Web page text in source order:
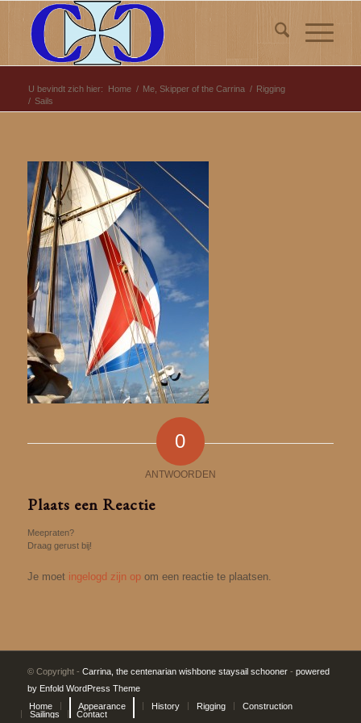
U bevindt zich hier: Home / Me, Skipper of the Carrina / Rigging
/ Sails
0
ANTWOORDEN
Plaats een Reactie
Meepraten?
Draag gerust bij!
Je moet ingelogd zijn opom een reactie te plaatsen.
© Copyright - Carrina, the centenarian wishbone staysail schooner- powered
by Enfold WordPress Theme
Home
Appearance History Rigging
Construction
Sailings
Contact